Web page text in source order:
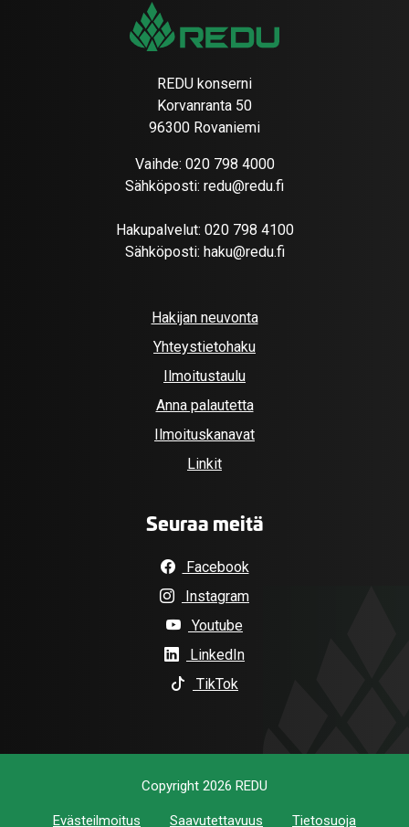
REDU konserni
Korvanranta 50
96300 Rovaniemi
Vaihde: 020 798 4000
Sähköposti: redu@redu.fi
Hakupalvelut: 020 798 4100
Sähköposti: haku@redu.fi
Hakijan neuvonta
Yhteystietohaku
Ilmoitustaulu
Anna palautetta
Ilmoituskanavat
Linkit
Seuraa meitä
Facebook
Instagram
Youtube
LinkedIn
TikTok
Copyright 2026 REDU
Evästeilmoitus Saavutettavuus Tietosuoja